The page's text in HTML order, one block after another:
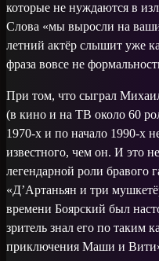
которые не нуждаются в
Слова «мы выросли на
летний актёр слышит уже
фраза вовсе не
При том, что сыграл
(в кино и на ТВ около 60
1970-х и по начало 1990-х
известного, чем он. И это
легендарной роли бравого
«Д’Артаньян и три
времени Боярский был
зритель знал его по таким
приключения Маши и